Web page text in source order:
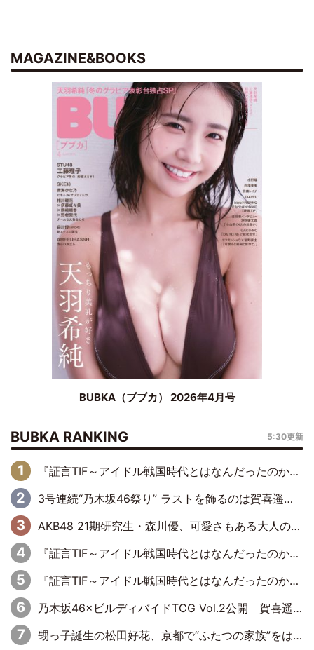
MAGAZINE&BOOKS
BUBKA（ブブカ） 2026年4月号
BUBKA RANKING 5:30更新
『証言TIF～アイドル戦国時代とはなんだったのか～』第6回：でんぱ組.inc・古川未鈴×相沢梨紗「『ハロプロやりたかったな』って言ったら、夢眠ねむさんに『てめえはでんぱ組．incなんだよ！』って肩パンされて(笑)」
3号連続“乃木坂46祭り” ラストを飾るのは賀喜遥香…5年ぶりの登場に「5年分大人になった私を見ていただけたら」
AKB48 21期研究生・森川優、可愛さもある大人の女性に
『証言TIF～アイドル戦国時代とはなんだったのか～』第11回：私立恵比寿中学・真山りか×安本彩花「TIFで10年ぶりのキョンシーメイクをしたら、場を完全に引かせてしまって。時代が変わったんだなって」
『証言TIF～アイドル戦国時代とはなんだったのか～』第10回：さくら学院・武藤彩未×飯田らうら「正直、中3で辞めるというのを信じてなくて。そう言われてはいたけど、嘘でしょって」
乃木坂46×ビルディバイドTCG Vol.2公開 賀喜遥香＆田村真佑が『京まふ』ステージに登壇
甥っ子誕生の松田好花、京都で“ふたつの家族”をはしご！ “母”黒谷友香に見送られ、“父”松岡昌宏とはハシゴ酒